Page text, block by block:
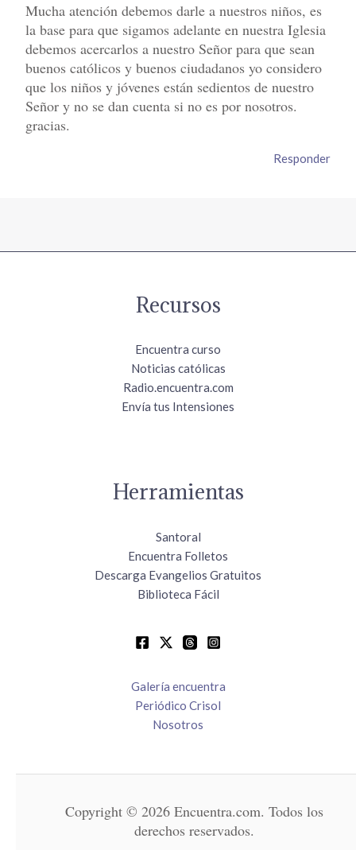
Mucha atención debemos darle a nuestros niños, es
la base para que sigamos adelante en nuestra Iglesia
debemos acercarlos a nuestro Señor para que sean
buenos católicos y buenos ciudadanos yo considero
que los niños y jóvenes están sedientos de nuestro
Señor y no se dan cuenta si no es por nosotros.
gracias.
Responder
Recursos
Encuentra curso
Noticias católicas
Radio.encuentra.com
Envía tus Intensiones
Herramientas
Santoral
Encuentra Folletos
Descarga Evangelios Gratuitos
Biblioteca Fácil
Galería encuentra
Periódico Crisol
Nosotros
Copyright © 2026 Encuentra.com. Todos los
derechos reservados.